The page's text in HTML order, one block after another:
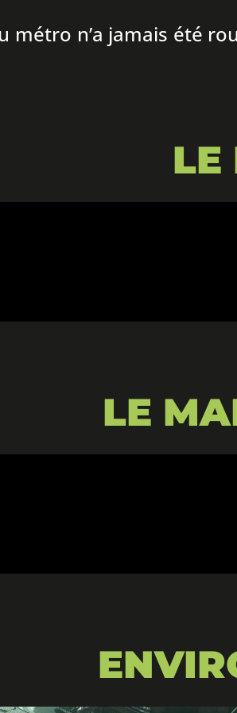
métro n’a jamais été
LE
LE